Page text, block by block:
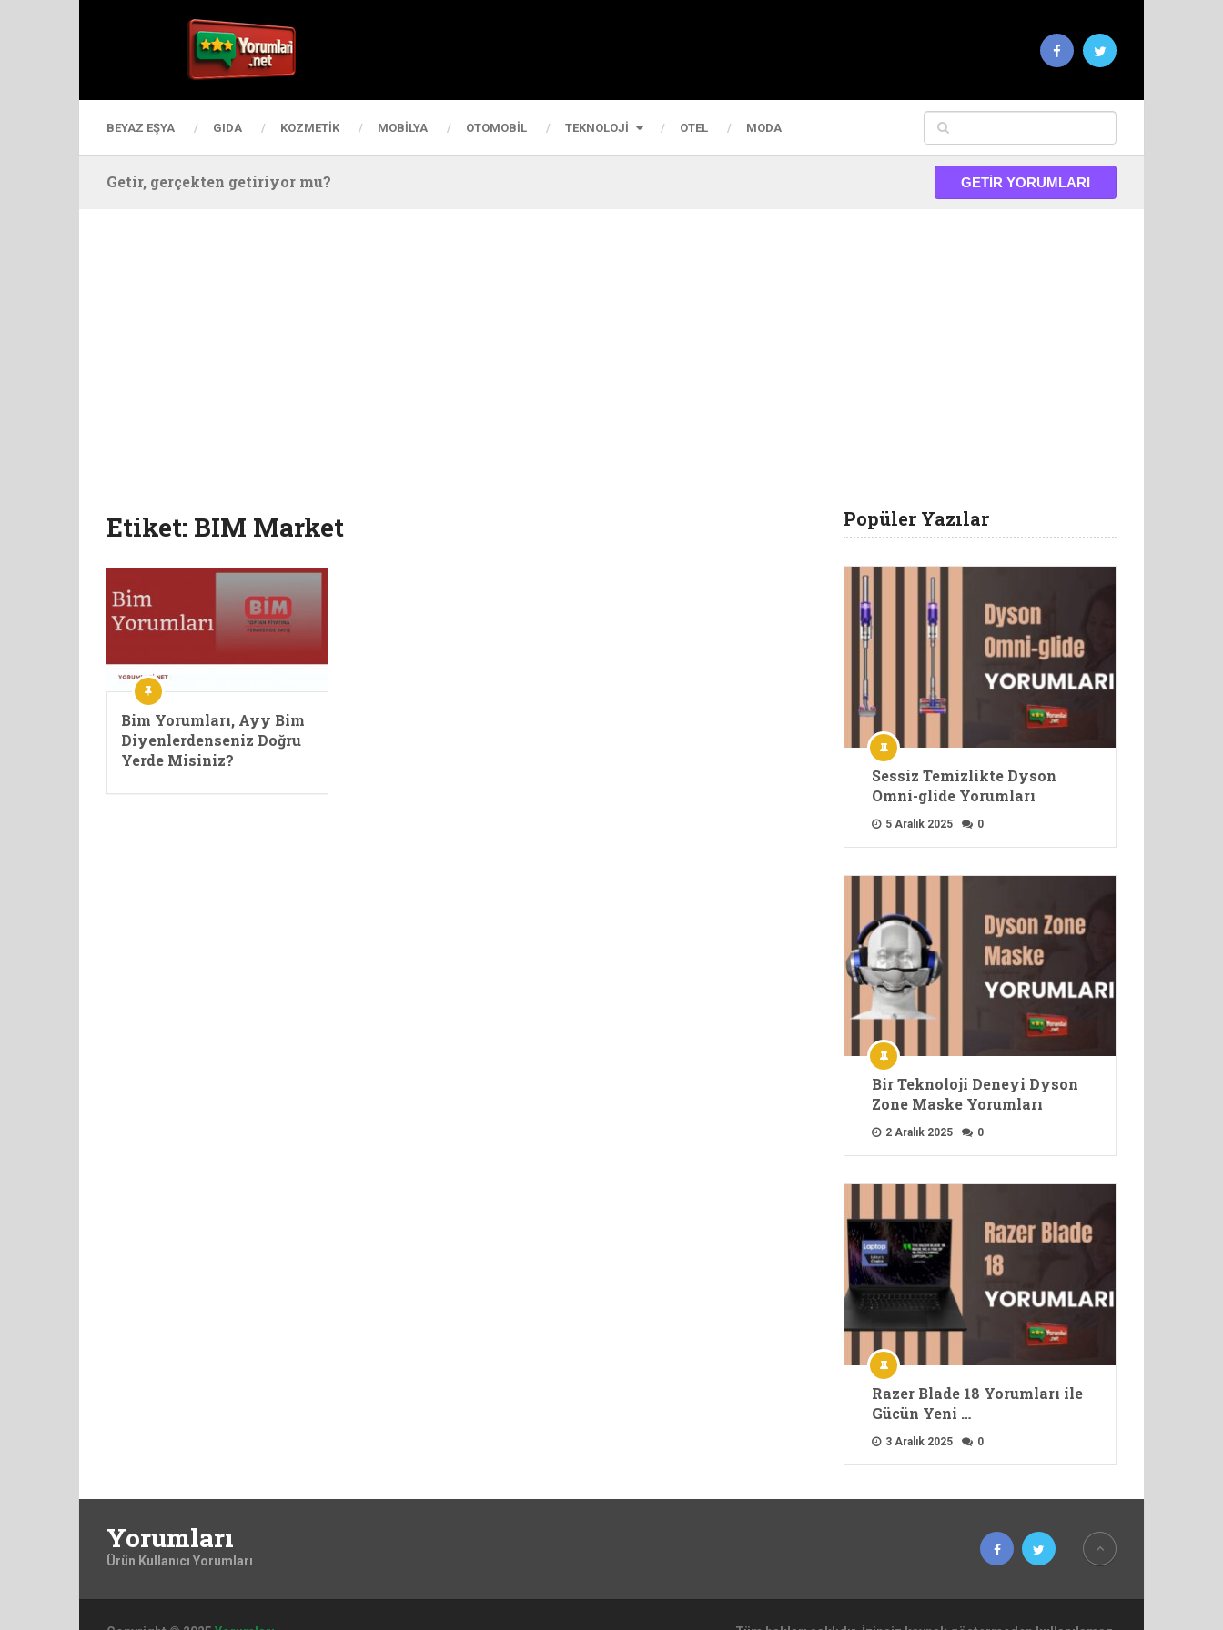
BEYAZ EŞYA GIDA KOZMETIK MOBILYA OTOMOBIL TEKNOLOJI OTEL MODA
Getir, gerçekten getiriyor mu? GETIR YORUMLARI
Etiket: BIM Market
Bim Yorumları, Ayy Bim
Diyenlerdenseniz Doğru
Yerde Misiniz?
Popüler Yazılar
Sessiz Temizlikte Dyson
Omni-glide Yorumları
5 Aralık 2025 0
Bir Teknoloji Deneyi Dyson
Zone Maske Yorumları
2 Aralık 2025 0
Razer Blade 18 Yorumları ile
Gücün Yeni …
3 Aralık 2025 0
Yorumları
Ürün Kullanıcı Yorumları